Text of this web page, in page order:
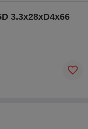
3.3x28xD4x66